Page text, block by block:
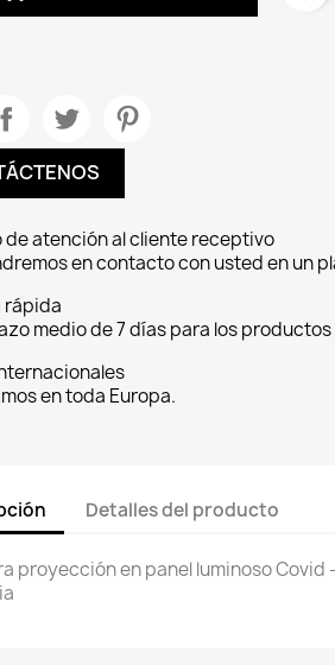
de atención al cliente receptivo
en contacto con usted en un
rápida
medio de 7 días para los
en toda Europa.
Detalles del producto
proyección en panel luminoso Covid